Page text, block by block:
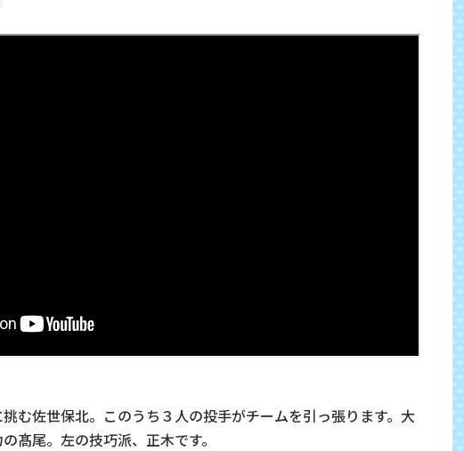
む佐世保北。このうち３人の投手がチームを引っ張ります。大
髙尾。左の技巧派、正木です。